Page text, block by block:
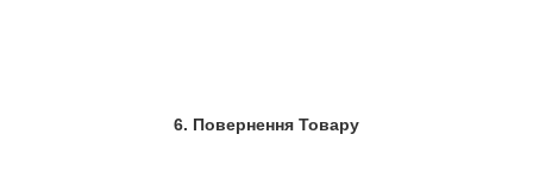
6. Повернення Товару